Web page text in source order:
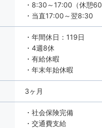
・8:30～17:00（休憩60
・当直17:00～翌8:30
・年間休日：119日
・4週8休
・有給休暇
・年末年始休暇
3ヶ月
・社会保険完備
・交通費支給